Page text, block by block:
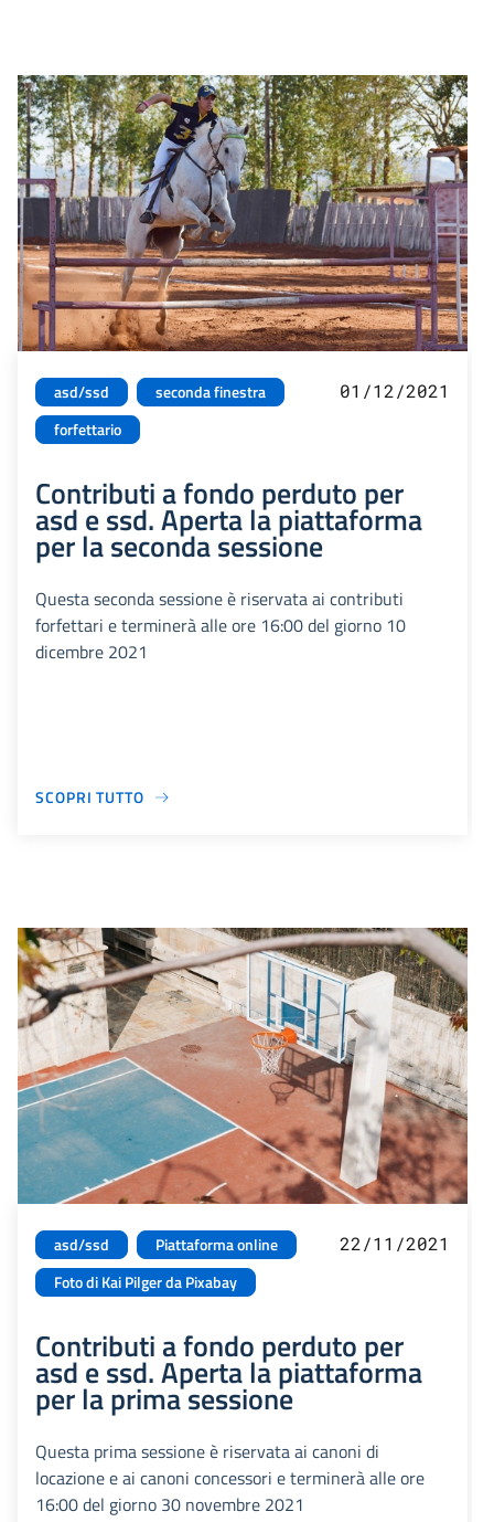
asd/ssd
seconda finestra
forfettario
01/12/2021
Contributi a fondo perduto per
asd e ssd. Aperta la piattaforma
per la seconda sessione
Questa seconda sessione è riservata ai contributi
forfettari e terminerà alle ore 16:00 del giorno 10
dicembre 2021
SCOPRI TUTTO
asd/ssd
Piattaforma online
Foto di Kai Pilger da Pixabay
22/11/2021
Contributi a fondo perduto per
asd e ssd. Aperta la piattaforma
per la prima sessione
Questa prima sessione è riservata ai canoni di
locazione e ai canoni concessori e terminerà alle ore
16:00 del giorno 30 novembre 2021